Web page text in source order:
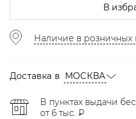
В
Наличие в розничных
Доставка в МОСКВА
В пунктах выдачи
от 6 тыс. ₽